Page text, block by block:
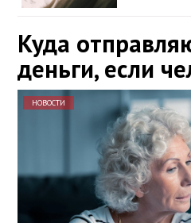
Куда
деньги, если
НОВОСТИ